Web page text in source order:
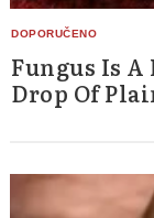
Fungus Is
Drop Of